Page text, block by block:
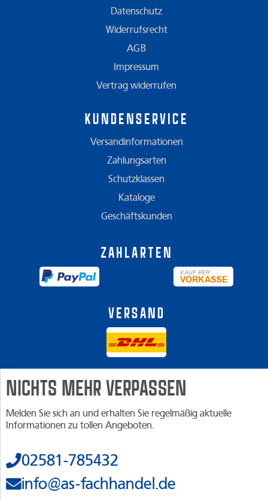
Datenschutz
Widerrufsrecht
AGB
Impressum
Vertrag widerrufen
Kundenservice
Versandinformationen
Zahlungsarten
Schutzklassen
Kataloge
Geschäftskunden
Zahlarten
Versand
NICHTS MEHR VERPASSEN
Melden Sie sich an und erhalten Sie regelmäßig aktuelle
Informationen zu tollen Angeboten.
02581-785432
info@as-fachhandel.de